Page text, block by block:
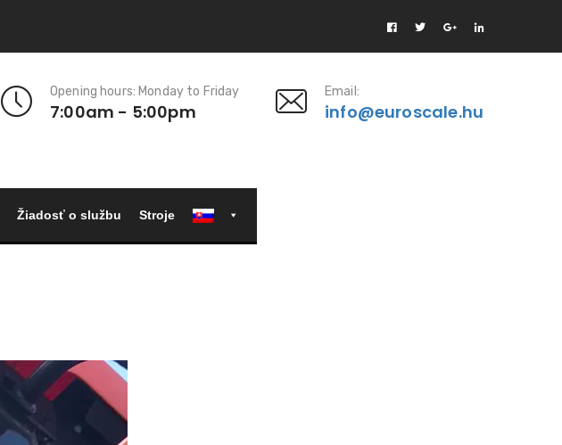
Opening hours: Monday to Friday
7:00am - 5:00pm
Email:
info@euroscale.hu
Žiadosť o službu Stroje